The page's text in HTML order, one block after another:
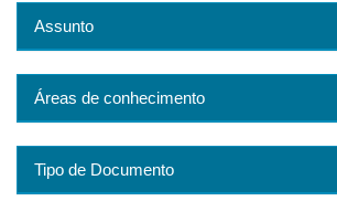
Assunto
Áreas de conhecimento
Tipo de Documento